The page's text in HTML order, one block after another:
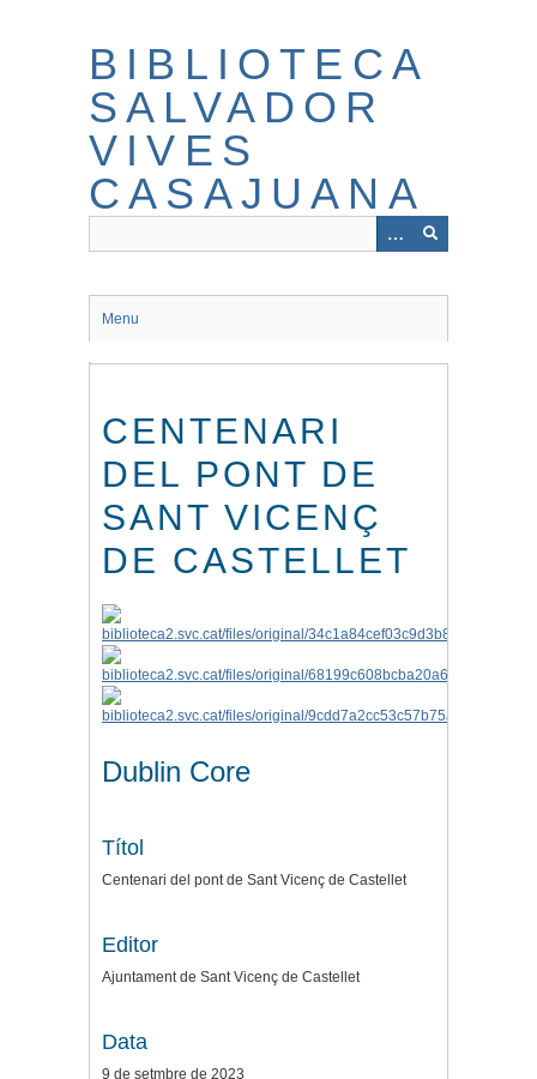
BIBLIOTECA
SALVADOR
VIVES
CASAJUANA
Menu
CENTENARI
DEL PONT DE
SANT VICENÇ
DE CASTELLET
Dublin Core
Títol
Centenari del pont de Sant Vicenç de Castellet
Editor
Ajuntament de Sant Vicenç de Castellet
Data
9 de setmbre de 2023